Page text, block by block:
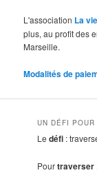
L'association La
plus, au profit des
Marseille.
Modalités de
UN DÉFI
Ledéfi :
Pourtraverser